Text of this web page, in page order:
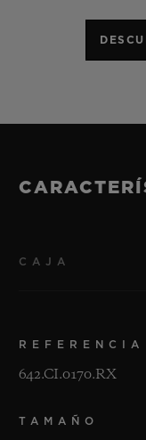
CAJA
REFERENCIA
642.CI.0170.RX
TAMAÑO